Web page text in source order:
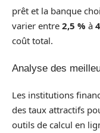
prêt et la banque
varier entre 2,5 % à
coût total.
Analyse des
Les institutions
des taux attractifs
outils de calcul en